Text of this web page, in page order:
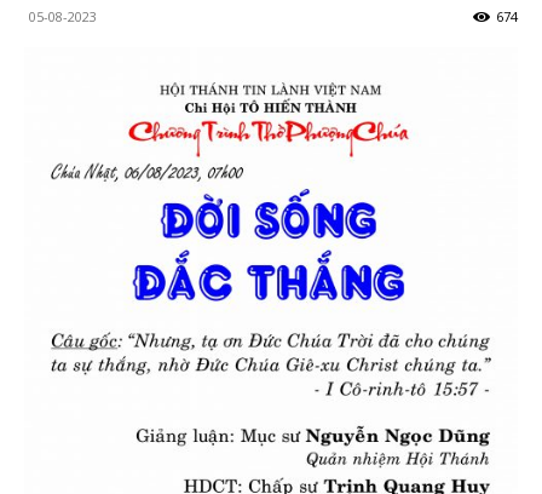
05-08-2023 674